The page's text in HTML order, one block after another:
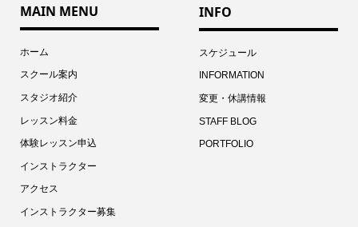
MAIN MENU
ホーム
スクール案内
スタジオ紹介
レッスン料金
体験レッスン申込
インストラクター
アクセス
インストラクター募集
INFO
スケジュール
INFORMATION
変更・休講情報
STAFF BLOG
PORTFOLIO